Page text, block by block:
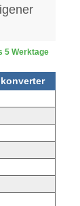
5 Werktage